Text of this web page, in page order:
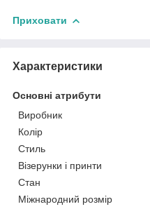
Приховати
Характеристики
Основні атрибути
Виробник
Колір
Стиль
Візерунки і принти
Стан
Міжнародний розмір